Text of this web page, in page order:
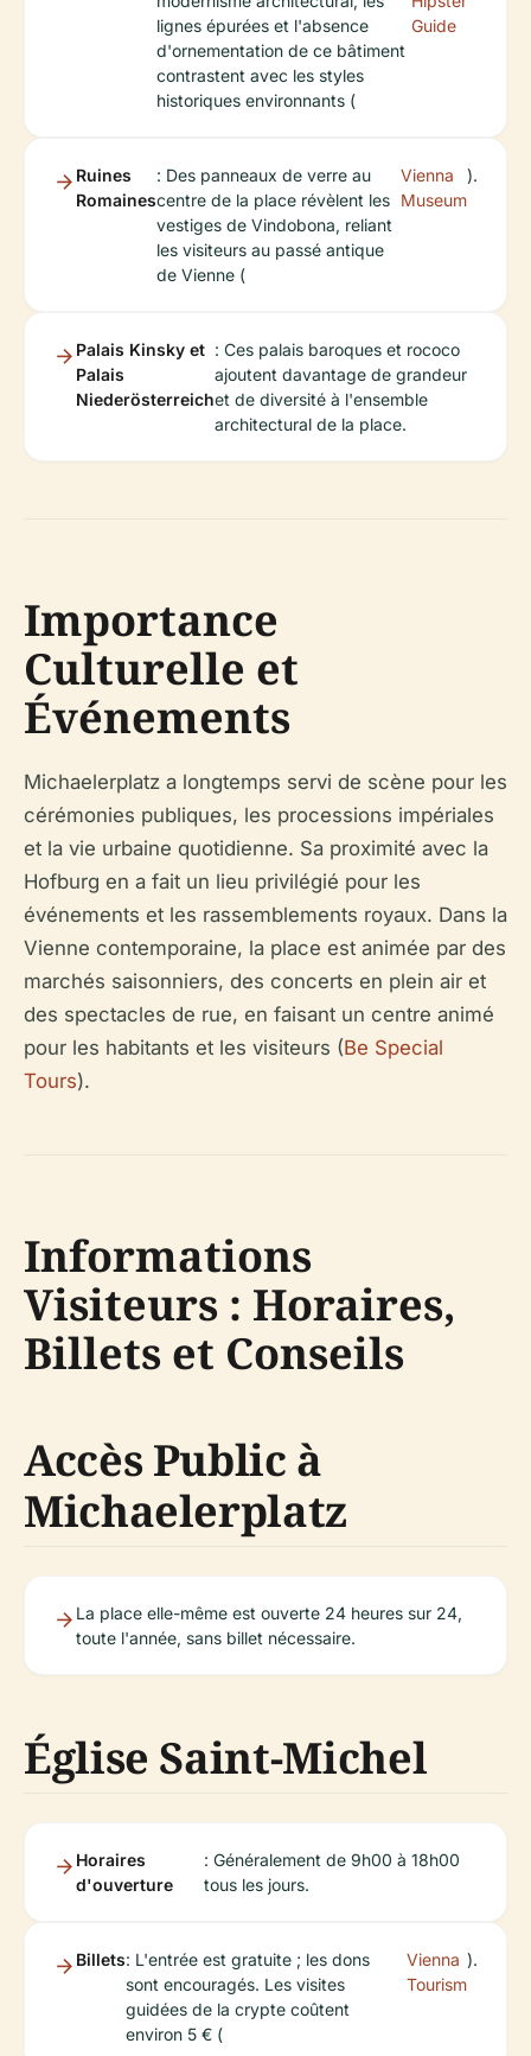
lignes épurées et l'absence
d'ornementation de ce bâtiment
contrastent avec les styles
historiques environnants (
Guide
Ruines
Romaines
: Des panneaux de verre au
centre de la place révèlent les
vestiges de Vindobona, reliant
les visiteurs au passé antique
de Vienne (
Vienna
Museum
).
Palais Kinsky et
Palais
Niederösterreich
: Ces palais baroques et rococo
ajoutent davantage de grandeur
et de diversité à l'ensemble
architectural de la place.
Importance
Culturelle et
Événements
Michaelerplatz a longtemps servi de scène pour les
cérémonies publiques, les processions impériales
et la vie urbaine quotidienne. Sa proximité avec la
Hofburg en a fait un lieu privilégié pour les
événements et les rassemblements royaux. Dans la
Vienne contemporaine, la place est animée par des
marchés saisonniers, des concerts en plein air et
des spectacles de rue, en faisant un centre animé
pour les habitants et les visiteurs (Be Special
Tours).
Informations
Visiteurs : Horaires,
Billets et Conseils
Accès Public à
Michaelerplatz
La place elle-même est ouverte 24 heures sur 24,
toute l'année, sans billet nécessaire.
Église Saint-Michel
Horaires
d'ouverture
: Généralement de 9h00 à 18h00
tous les jours.
Billets: L'entrée est gratuite ; les dons
sont encouragés. Les visites
guidées de la crypte coûtent
environ 5 € (
Vienna
Tourism
).